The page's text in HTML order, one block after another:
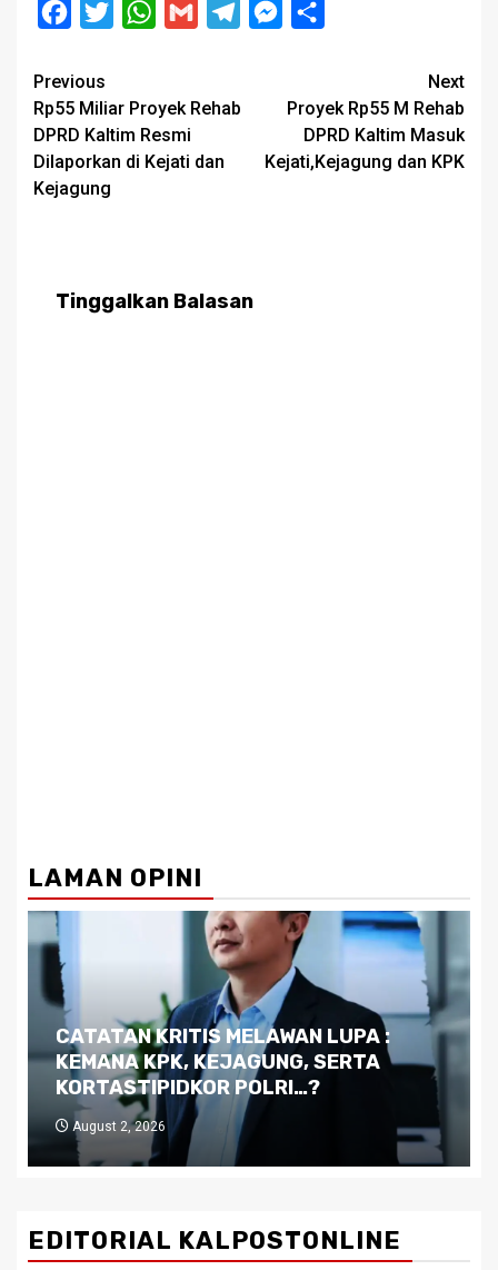
Facebook
Twitter WhatsApp
Gmail TelegramMessenger
Post
navigation
Previous
Rp55 Miliar Proyek Rehab
DPRD Kaltim Resmi
Dilaporkan di Kejati dan
Kejagung
Next
Proyek Rp55 M Rehab
DPRD Kaltim Masuk
Kejati,Kejagung dan KPK
Tinggalkan Balasan
LAMAN OPINI
Dilema Kaltim di Tengah Krisis:
Kutukan Sumber Daya Alam dan
Pemimpin yang Tak Kreatif
July 29, 2026
EDITORIAL KALPOSTONLINE